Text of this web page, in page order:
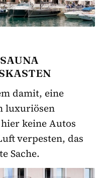
damit, eine
luxuriösen
keine Autos
verpesten, das
Sache.